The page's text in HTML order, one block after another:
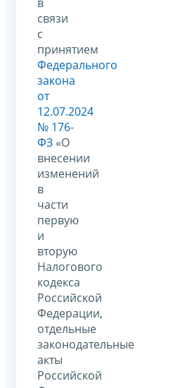
связи
с
принятием
Федерального
закона
от
12.07.2024
№ 176-
ФЗ «О
внесении
изменений
в
части
первую
и
вторую
Налогового
кодекса
Российской
Федерации,
отдельные
законодательные
акты
Российской